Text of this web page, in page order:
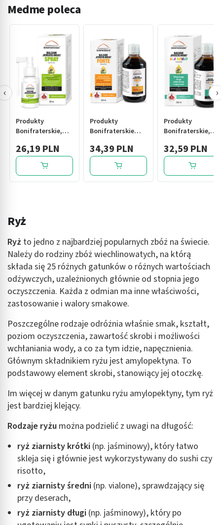
Medme poleca
Produkty
Bonifraterskie,
Jerozolimski,
spray, 30 ml
26,19 PLN
Produkty
Bonifraterskie
Jerozolimski
Forte, płyn, 200 ml
34,39 PLN
Produkty
Bonifraterskie,
Jerozolimski dla
dzieci, syrop, 200
ml
32,59 PLN
‹ ›
Ryż
Ryż to jedno z najbardziej popularnych zbóż na świecie.
Należy do rodziny zbóż wiechlinowatych, na którą
składa się 25 różnych gatunków o różnych wartościach
odżywczych, uzależnionych głównie od stopnia jego
oczyszczenia. Każda z odmian ma inne właściwości,
zastosowanie i walory smakowe.
Poszczególne rodzaje odróżnia właśnie smak, kształt,
poziom oczyszczenia, zawartość skrobi i możliwości
wchłaniania wody, a co za tym idzie, napęcznienia.
Głównym składnikiem ryżu jest amylopektyna. To
podstawowy element skrobi, stanowiący jej otoczkę.
Im więcej w danym gatunku ryżu amylopektyny, tym ryż
jest bardziej klejący.
Rodzaje ryżu można podzielić z uwagi na długość:
ryż ziarnisty krótki (np. jaśminowy), który łatwo
skleja się i głównie jest wykorzystywany do sushi czy
risotto,
ryż ziarnisty średni (np. vialone), sprawdzający się
przy deserach,
ryż ziarnisty długi (np. jaśminowy), który po